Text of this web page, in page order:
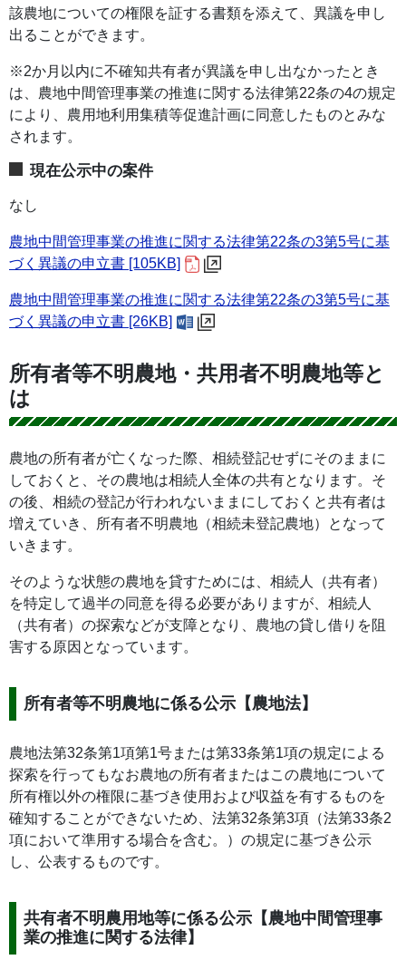
該農地についての権限を証する書類を添えて、異議を申し
出ることができます。
※2か月以内に不確知共有者が異議を申し出なかったとき
は、農地中間管理事業の推進に関する法律第22条の4の規定
により、農用地利用集積等促進計画に同意したものとみな
されます。
現在公示中の案件
なし
農地中間管理事業の推進に関する法律第22条の3第5号に基
づく異議の申立書 [105KB]
農地中間管理事業の推進に関する法律第22条の3第5号に基
づく異議の申立書 [26KB]
所有者等不明農地・共用者不明農地等と
は
農地の所有者が亡くなった際、相続登記せずにそのままに
しておくと、その農地は相続人全体の共有となります。そ
の後、相続の登記が行われないままにしておくと共有者は
増えていき、所有者不明農地（相続未登記農地）となって
いきます。
そのような状態の農地を貸すためには、相続人（共有者）
を特定して過半の同意を得る必要がありますが、相続人
（共有者）の探索などが支障となり、農地の貸し借りを阻
害する原因となっています。
所有者等不明農地に係る公示【農地法】
農地法第32条第1項第1号または第33条第1項の規定による
探索を行ってもなお農地の所有者またはこの農地について
所有権以外の権限に基づき使用および収益を有するものを
確知することができないため、法第32条第3項（法第33条2
項において準用する場合を含む。）の規定に基づき公示
し、公表するものです。
共有者不明農用地等に係る公示【農地中間管理事
業の推進に関する法律】